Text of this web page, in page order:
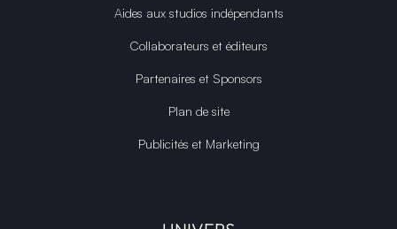
Aides aux studios indépendants
Collaborateurs et éditeurs
Partenaires et Sponsors
Plan de site
Publicités et Marketing